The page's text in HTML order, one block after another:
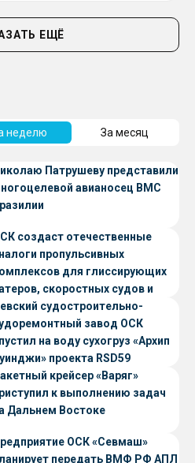
ЕЩЁ
неделю За месяц
Патрушеву представили
авианосец ВМС
создаст отечественные
пропульсивных
для глиссирующих
скоростных судов и
с малой осадкой
судостроительно-
завод ОСК
на воду сухогруз «Архип
проекта RSD59
крейсер «Варяг»
к выполнению задач
Дальнем Востоке
ОСК «Севмаш»
передать ВМФ РФ АПЛ